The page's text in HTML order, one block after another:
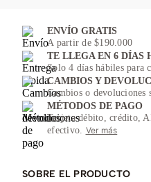
ENVÍO GRATIS
A partir de $190.000
TE LLEGA EN 6 DÍAS
Solo 4 días hábiles para
CAMBIOS Y
Cambios o devoluciones
MÉTODOS DE PAGO
Tarjeta débito, crédito,
efectivo. Ver más
SOBRE EL PRODUCTO